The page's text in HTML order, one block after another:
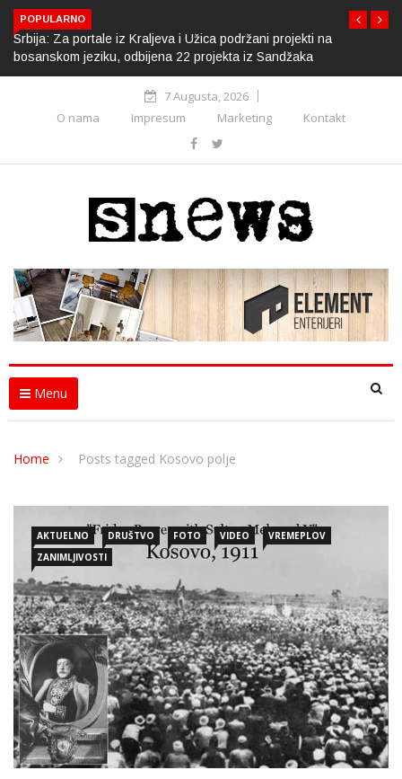
POPULARNO
Srbija: Za portale iz Kraljeva i Užica podržani projekti na
bosanskom jeziku, odbijena 22 projekta iz Sandžaka
7 Augusta, 2026
O nama
Impresum Marketing Kontakt
Menu
Home Posts tagged Kosovo polje
AKTUELNO DRUŠTVO FOTO VIDEO
VREMEPLOV
ZANIMLJIVOSTI